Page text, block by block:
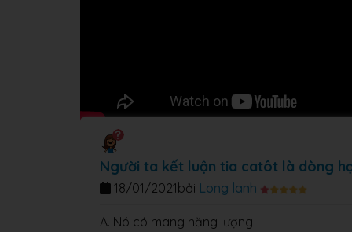
Người ta kết luận tia catôt là dòng
bởi Long lanh
18/01/2021
A. Nó có mang năng lượng